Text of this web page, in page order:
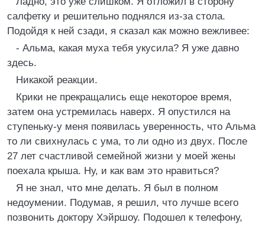
салфетку и решительно поднялся из-за стола.
Подойдя к ней сзади, я сказал как можно вежливее:
- Альма, какая муха тебя укусила? Я уже давно
здесь.
Никакой реакции.
Крики не прекращались еще некоторое время,
затем она устремилась наверх. Я опустился на
ступеньку-у меня появилась уверенность, что Альма
то ли свихнулась с ума, то ли одно из двух. После
27 лет счастливой семейной жизни у моей жены
поехала крыша. Ну, и как вам это нравиться?
Я не знал, что мне делать. Я был в полном
недоумении. Подумав, я решил, что лучше всего
позвонить доктору Хэйршоу. Подошел к телефону,